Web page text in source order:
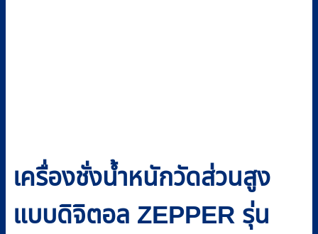
เครื่องชั่งน้ำหนักวัดส่วนสูง
แบบดิจิตอล ZEPPER รุ่น